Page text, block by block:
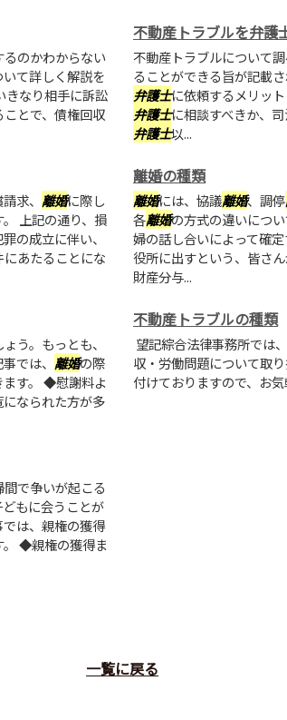
のかわからない
て詳しく解説を
なり相手に訴訟
とで、債権回収
不動産トラブルを弁護
不動産トラブルについて調
ることができる旨が記載
弁護士に依頼するメリッ
弁護士に相談すべきか、
弁護士以...
求、 離婚に際し
上記の通り、損
の成立に伴い、
あたることにな
離婚の種類
離婚には、協議離婚、調停
各離婚の方式の違いにつ
婦の話し合いによって確定
役所に出すという、皆さ
財産分与...
う。もっとも、
では、 離婚の際
ます。 ◆慰謝料よ
なられた方が多
不動産トラブルの種類
望記綜合法律事務所では
収・労働問題について取
付けておりますので、お気
で争いが起こる
もに会うことが
は、親権の獲得
。 ◆親権の獲得ま
一覧に戻る